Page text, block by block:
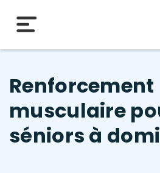
Renforcement
musculaire
séniors à